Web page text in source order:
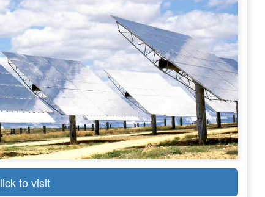
to visit